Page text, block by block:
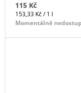
115 Kč
Měrná
cena:
153,33 Kč / 1 l
Momentálně